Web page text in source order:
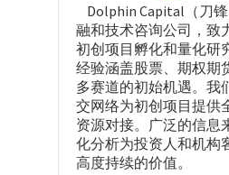
Dolphin Capital（刀
融和技术咨询公司，致
初创项目孵化和量化研
经验涵盖股票、期权期
多赛道的初始机遇。我
交网络为初创项目提供
资源对接。广泛的信息
化分析为投资人和机构
高度持续的价值。